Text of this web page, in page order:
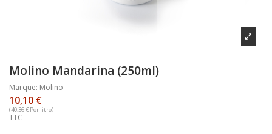
Molino Mandarina (250ml)
Marque: Molino
10,10 €
(40,36 € Por litro)
TTC